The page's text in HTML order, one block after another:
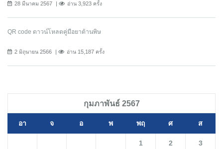
28 มีนาคม 2567 อ่าน 3,923 ครั้ง
QR code ดาวน์โหลดคู่มือยาต้านพิษ
2 มิถุนายน 2566 อ่าน 15,187 ครั้ง
กุมภาพันธ์ 2567
อา จ อ พ พฤ ศ ส
1 2 3